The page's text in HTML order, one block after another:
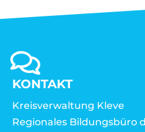
KONTAKT
Kreisverwaltung Kleve
Regionales Bildungsbüro